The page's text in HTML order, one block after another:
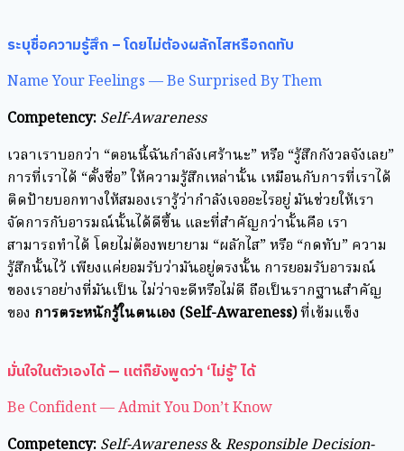
ระบุชื่อความรู้สึก – โดยไม่ต้องผลักไสหรือกดทับ
Name Your Feelings — Be Surprised By Them
Competency:Self-Awareness
เวลาเราบอกว่า “ตอนนี้ฉันกำลังเศร้านะ” หรือ “รู้สึกกังวลจังเลย”
การที่เราได้ “ตั้งชื่อ” ให้ความรู้สึกเหล่านั้น เหมือนกับการที่เราได้
ติดป้ายบอกทางให้สมองเรารู้ว่ากำลังเจออะไรอยู่ มันช่วยให้เรา
จัดการกับอารมณ์นั้นได้ดีขึ้น และที่สำคัญกว่านั้นคือ เรา
สามารถทำได้ โดยไม่ต้องพยายาม “ผลักไส” หรือ “กดทับ” ความ
รู้สึกนั้นไว้ เพียงแค่ยอมรับว่ามันอยู่ตรงนั้น การยอมรับอารมณ์
ของเราอย่างที่มันเป็น ไม่ว่าจะดีหรือไม่ดี ถือเป็นรากฐานสำคัญ
ของ การตระหนักรู้ในตนเอง (Self-Awareness)ที่เข้มแข็ง
มั่นใจในตัวเองได้ — แต่ก็ยังพูดว่า ‘ไม่รู้’ ได้
Be Confident — Admit You Don’t Know
Competency:Self-Awareness&Responsible Decision-